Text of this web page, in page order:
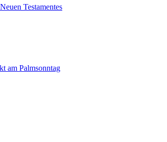
Testamentes
am Palmsonntag